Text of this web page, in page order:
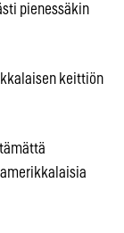
pienessäkin
keittiön